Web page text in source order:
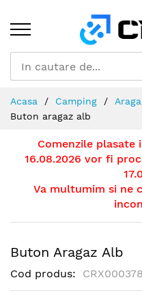
Continut
Acasa Camping
Buton aragaz alb
Comenzile plasate
16.08.2026 vor fi
Va multumim si ne
Buton Aragaz Alb
Cod produs CRX000378